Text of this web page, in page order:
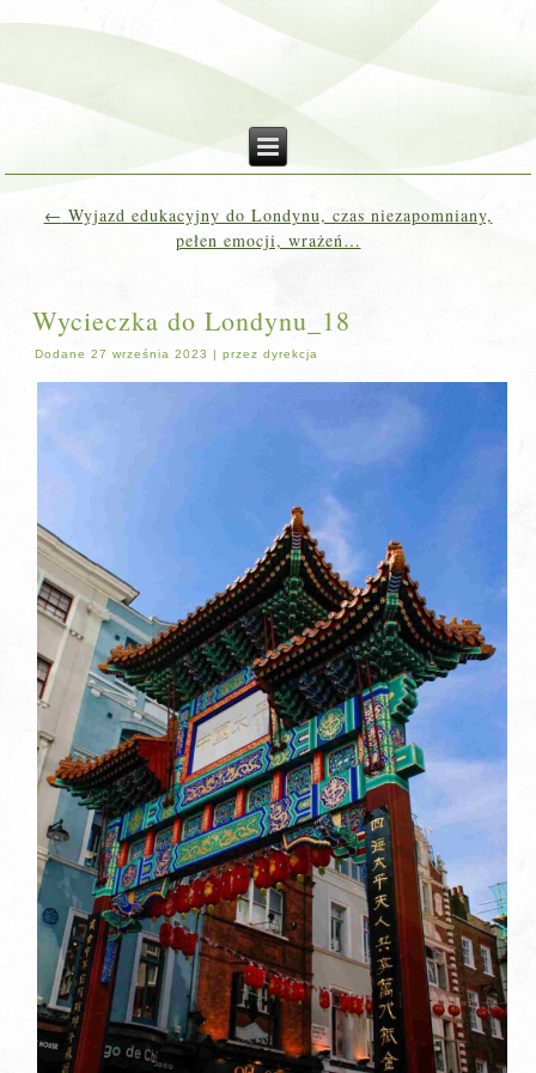
← Wyjazd edukacyjny do Londynu, czas niezapomniany,
pełen emocji, wrażeń…
Wycieczka do Londynu_18
Dodane 27 września 2023 |przez dyrekcja